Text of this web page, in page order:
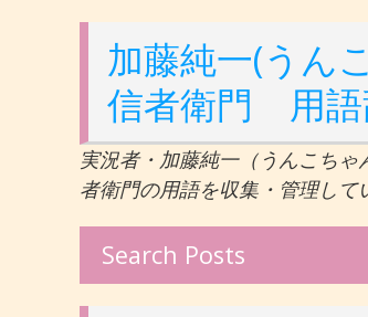
加藤純一(うん
信者衛門 用語
実況者・加藤純一（うんこちゃ
者衛門の用語を収集・管理して
Search Posts